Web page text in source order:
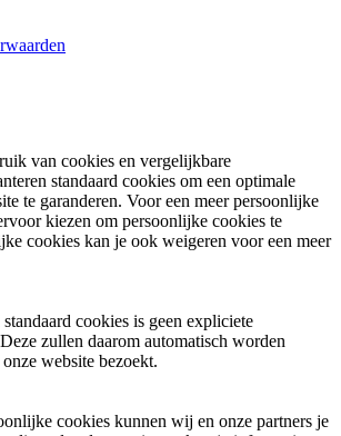
van cookies en vergelijkbare
standaard cookies om een optimale
te garanderen. Voor een meer persoonlijke
kiezen om persoonlijke cookies te
cookies kan je ook weigeren voor een meer
cookies is geen expliciete
zullen daarom automatisch worden
website bezoekt.
cookies kunnen wij en onze partners je